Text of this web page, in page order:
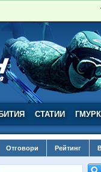
СТАТИИ
Отговори Рейтинг